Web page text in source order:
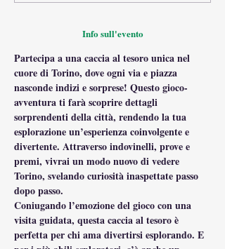
Info sull'evento
Partecipa a una caccia al tesoro unica nel
cuore di Torino, dove ogni via e piazza
nasconde indizi e sorprese! Questo gioco-
avventura ti farà scoprire dettagli
sorprendenti della città, rendendo la tua
esplorazione un’esperienza coinvolgente e
divertente. Attraverso indovinelli, prove e
premi, vivrai un modo nuovo di vedere
Torino, svelando curiosità inaspettate passo
dopo passo.
Coniugando l’emozione del gioco con una
visita guidata, questa caccia al tesoro è
perfetta per chi ama divertirsi esplorando. E